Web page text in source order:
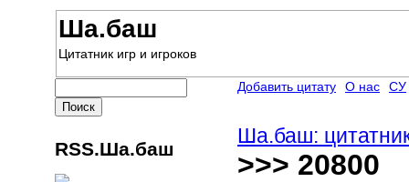
Ша.баш
Цитатник игр и игроков
Ша.баш:
>>> 20800
Добавить цитату О нас СУ
RSS.Ша.баш